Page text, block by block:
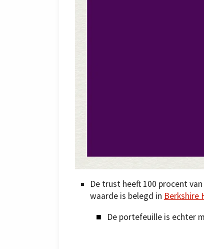
De trust heeft 100 procent
waarde is belegd in Berkshire
De portefeuille is echter